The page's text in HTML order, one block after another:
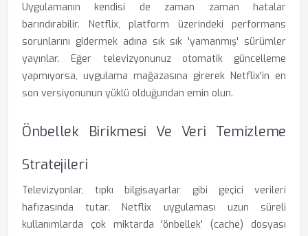
Uygulamanın kendisi de zaman zaman hatalar
barındırabilir. Netflix, platform üzerindeki performans
sorunlarını gidermek adına sık sık 'yamanmış' sürümler
yayınlar. Eğer televizyonunuz otomatik güncelleme
yapmıyorsa, uygulama mağazasına girerek Netflix'in en
son versiyonunun yüklü olduğundan emin olun.
Önbellek Birikmesi Ve Veri Temizleme
Stratejileri
Televizyonlar, tıpkı bilgisayarlar gibi geçici verileri
hafızasında tutar. Netflix uygulaması uzun süreli
kullanımlarda çok miktarda 'önbellek' (cache) dosyası